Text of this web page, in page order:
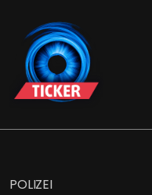
POLIZEI